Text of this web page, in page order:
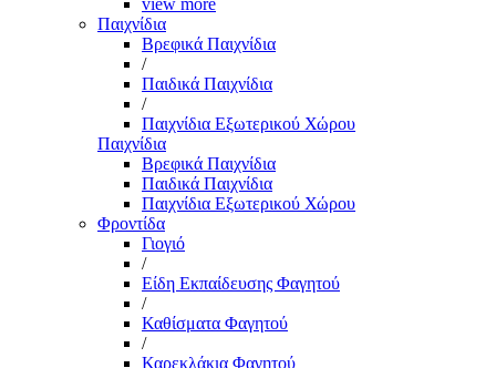
view more
Παιχνίδια
Βρεφικά Παιχνίδια
/
Παιδικά Παιχνίδια
/
Παιχνίδια Εξωτερικού Χώρου
Παιχνίδια
Βρεφικά Παιχνίδια
Παιδικά Παιχνίδια
Παιχνίδια Εξωτερικού Χώρου
Φροντίδα
Γιογιό
/
Είδη Εκπαίδευσης Φαγητού
/
Καθίσματα Φαγητού
/
Καρεκλάκια Φαγητού